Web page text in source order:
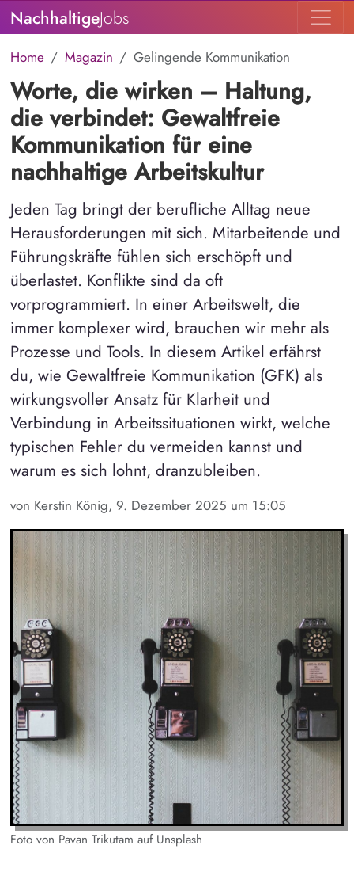
NachhaltigeJobs
Home Magazin Gelingende Kommunikation
Worte, die wirken – Haltung,
die verbindet: Gewaltfreie
Kommunikation für eine
nachhaltige Arbeitskultur
Jeden Tag bringt der berufliche Alltag neue
Herausforderungen mit sich. Mitarbeitende und
Führungskräfte fühlen sich erschöpft und
überlastet. Konflikte sind da oft
vorprogrammiert. In einer Arbeitswelt, die
immer komplexer wird, brauchen wir mehr als
Prozesse und Tools. In diesem Artikel erfährst
du, wie Gewaltfreie Kommunikation (GFK) als
wirkungsvoller Ansatz für Klarheit und
Verbindung in Arbeitssituationen wirkt, welche
typischen Fehler du vermeiden kannst und
warum es sich lohnt, dranzubleiben.
von Kerstin König, 9. Dezember 2025 um 15:05
Foto von Pavan Trikutam auf Unsplash